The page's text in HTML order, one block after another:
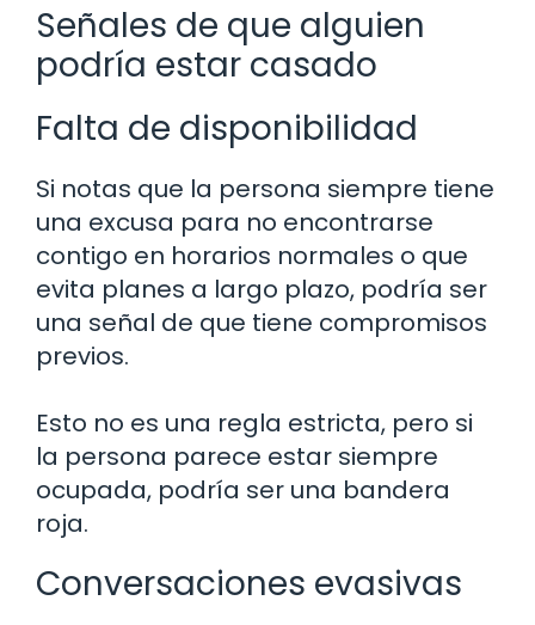
Señales de que alguien
podría estar casado
Falta de disponibilidad
Si notas que la persona siempre tiene
una excusa para no encontrarse
contigo en horarios normales o que
evita planes a largo plazo, podría ser
una señal de que tiene compromisos
previos.
Esto no es una regla estricta, pero si
la persona parece estar siempre
ocupada, podría ser una bandera
roja.
Conversaciones evasivas